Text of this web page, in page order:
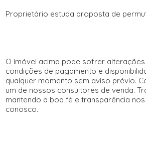
Proprietário estuda proposta de
O imóvel acima pode sofrer
condições de pagamento e
qualquer momento sem aviso prévio.
um de nossos consultores de venda.
mantendo a boa fé e transparência
conosco.